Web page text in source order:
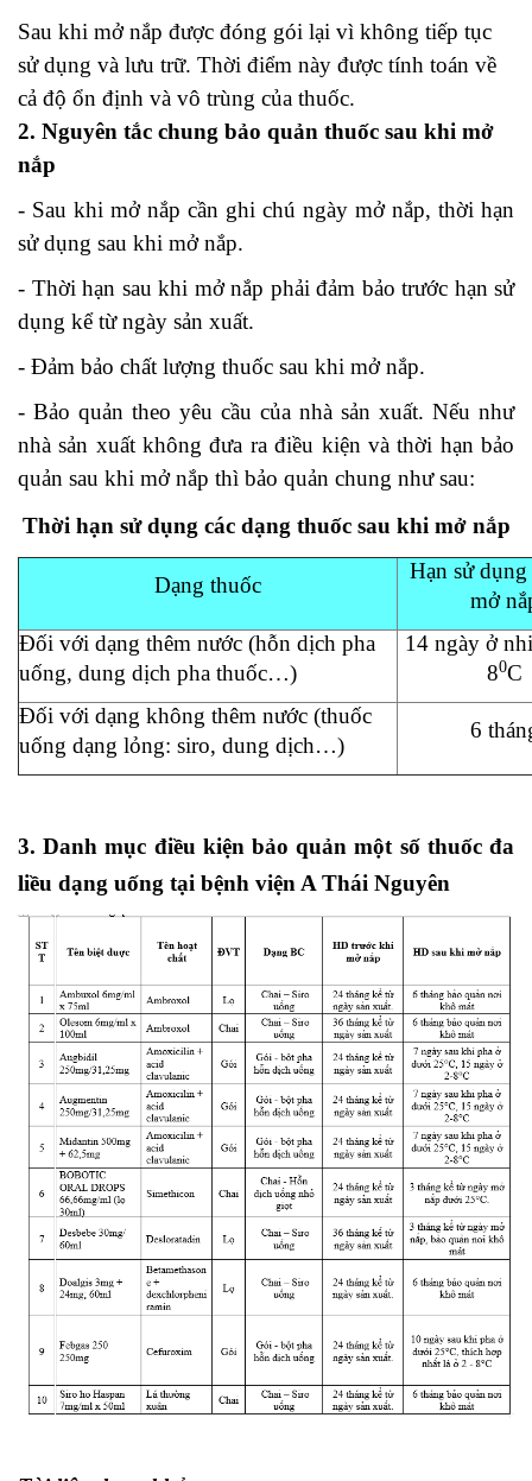
Sau khi mở nắp được đóng gói lại vì không tiếp tục
sử dụng và lưu trữ. Thời điểm này được tính toán về
cả độ ổn định và vô trùng của thuốc.
2. Nguyên tắc chung bảo quản thuốc sau khi mở
nắp
- Sau khi mở nắp cần ghi chú ngày mở nắp, thời hạn
sử dụng sau khi mở nắp.
- Thời hạn sau khi mở nắp phải đảm bảo trước hạn sử
dụng kể từ ngày sản xuất.
- Đảm bảo chất lượng thuốc sau khi mở nắp.
- Bảo quản theo yêu cầu của nhà sản xuất. Nếu như
nhà sản xuất không đưa ra điều kiện và thời hạn bảo
quản sau khi mở nắp thì bảo quản chung như sau:
Thời hạn sử dụng các dạng thuốc sau khi mở nắp
Dạng thuốc
Hạn sử
mở
Đối với dạng thêm nước (hỗn dịch pha
uống, dung dịch pha thuốc…)
14 ngày ở
80C
Đối với dạng không thêm nước (thuốc
uống dạng lỏng: siro, dung dịch…)
6
3. Danh mục điều kiện bảo quản một số thuốc đa
liều dạng uống tại bệnh viện A Thái Nguyên